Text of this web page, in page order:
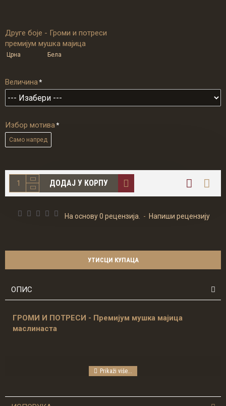
На основу 0 рецензија. - Напиши рецензију
Друге боје - Громи и потреси
премијум мушка мајица
Црна Бела
Величина
Избор мотива
Само напред
ДОДАЈ У КОРПУ
УТИСЦИ КУПАЦА
ОПИС
ГРОМИ И ПОТРЕСИ - Премијум мушка мајица
маслинаста
памука. Овај 160 грамски глатки памук израђен је по